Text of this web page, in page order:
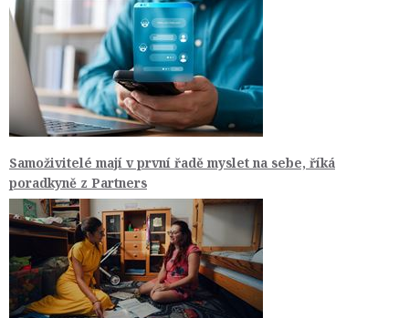
Samoživitelé mají v první řadě myslet na sebe, říká
poradkyně z Partners